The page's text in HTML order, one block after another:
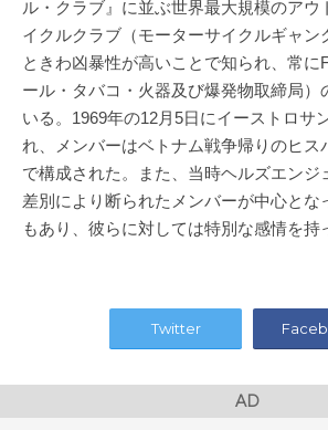
ル・クラブ』に並ぶ世界最大規模のアウ
イクルクラブ（モーターサイクルギャン
ときわ凶暴性が高いことで知られ、常に
ール・タバコ・火器及び爆発物取締局）
いる。1969年の12月5日にイーストロサ
れ、メンバーはベトナム戦争帰りのヒス
で構成された。また、当時ヘルズエンジ
差別により断られたメンバーが中心とな
もあり、彼らに対しては特別な感情を持
Twitter
AD